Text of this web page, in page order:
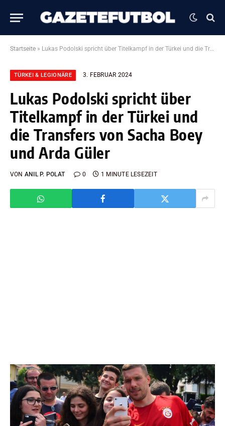
Startseite » Lukas Podolski spricht über Titelkampf in der Türkei und die Transfers von Sacha Boey und Arda Güler
TÜRKEI & LEGIONÄRE 3. FEBRUAR 2024
Lukas Podolski spricht über
Titelkampf in der Türkei und
die Transfers von Sacha Boey
und Arda Güler
VON ANIL P. POLAT 0 1 MINUTE LESEZEIT